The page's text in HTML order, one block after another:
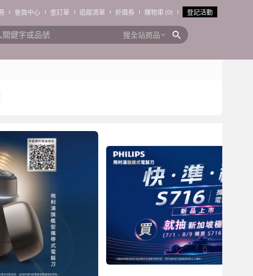
會員中心 查訂單 追蹤清單 折價券 購物車 (0) 登記活動
搜全站商品